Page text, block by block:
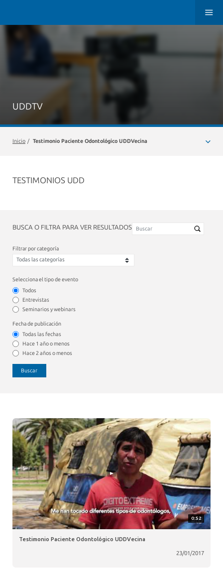
UDDTV
Inicio / Testimonio Paciente Odontológico UDDVecina
TESTIMONIOS UDD
BUSCA O FILTRA PARA VER RESULTADOS
Filtrar por categoría
Selecciona el tipo de evento
Todos
Entrevistas
Seminarios y webinars
Fecha de publicación
Todas las fechas
Hace 1 año o menos
Hace 2 años o menos
Buscar
0:52
Testimonio Paciente Odontológico UDDVecina
23/01/2017